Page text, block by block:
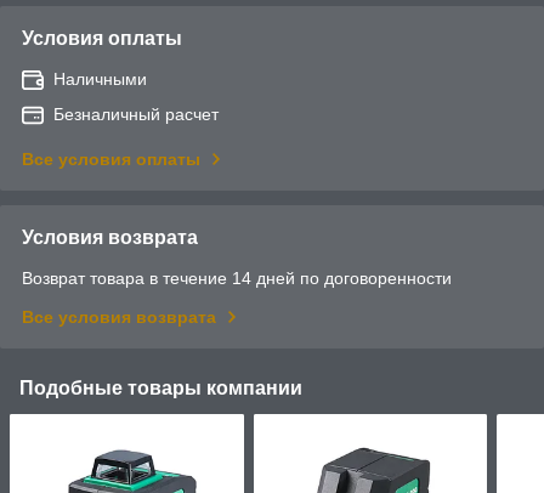
Условия оплаты
Наличными
Безналичный расчет
Все условия оплаты
Условия возврата
Возврат товара в течение 14 дней по договоренности
Все условия возврата
Подобные товары компании